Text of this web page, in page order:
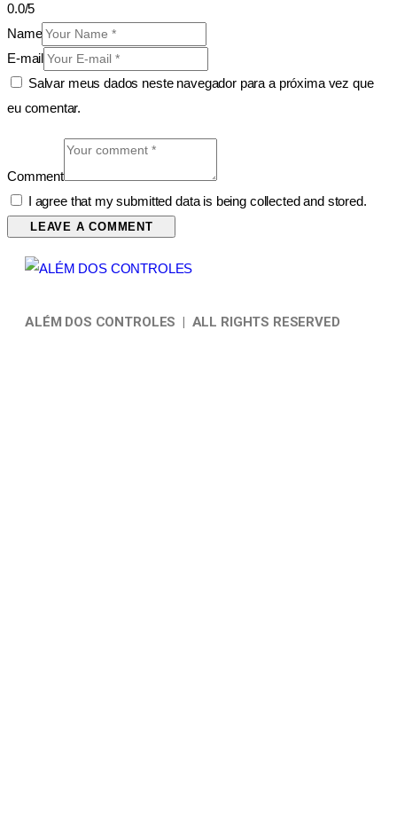
0.0/5
Name
E-mail
Salvar meus dados neste navegador para a próxima vez que
eu comentar.
Comment
I agree that my submitted data is being collected and stored.
ALÉM DOS CONTROLES | ALL RIGHTS RESERVED